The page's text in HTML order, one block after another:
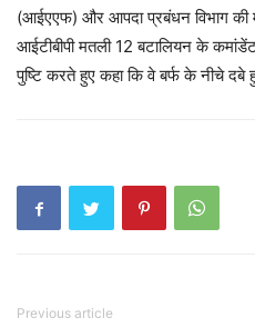
(आईएएफ) और आपदा प्रबंधन विभाग की
आईटीबीपी मतली 12 बटालियन के
पुष्टि करते हुए कहा कि वे बर्फ के नीचे दबे
Previous article